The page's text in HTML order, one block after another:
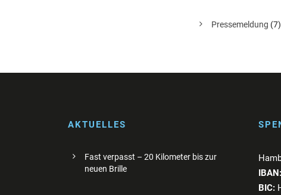
Pressemeldung (7)
AKTUELLES
Fast verpasst – 20 Kilometer bis zur
neuen Brille
IBAN:
BIC: